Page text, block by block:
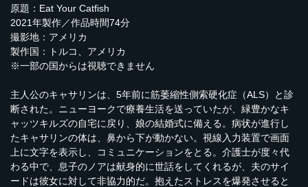
原題：Eat Your Catfish
2021年製作／作品時間74分
撮影地：アメリカ
製作国：トルコ、アメリカ
※一部の国からは視聴できません
主人公のキャサリンは、5年前に筋萎縮性側索硬化症（ALS）と診
断された。ニューヨークで療養生活を送っていたが、緑豊かなキ
ャッツキルズの自宅に戻り、娘の結婚式に備える。病状が進行し
たキャサリンの体は、鼻から下が動かない。視線入力装置で画面
上に文字を表示し、コミュニケーションをとる。介護士が度々代
わる中で、息子のノアは献身的に世話をしてくれるが、夫のサイ
ードは彼女に対して非協力的だ。抱えたストレスを爆発させると